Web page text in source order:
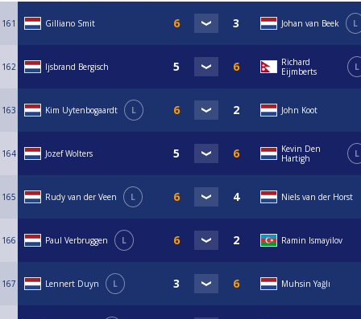
161 Gilliano Smit Johan van Beek L
162 Ijsbrand Bergisch
Richard
Eijmberts
L
163 Kim Uytenbogaardt L John Koot
164 Jozef Wolters
Kevin Den
Hartigh
L
165 Rudy van der Veen L Niels van der Horst
166 Paul Verbruggen L Ramin Ismayilov
167 Lennert Duyn L Muhsin Yağlı